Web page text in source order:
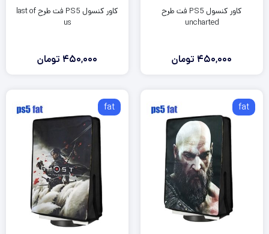
کاور کنسول PS5 فت طرح
uncharted
450,000 تومان
کاور کنسول PS5 فت طرح last of
us
450,000 تومان
fat
fat